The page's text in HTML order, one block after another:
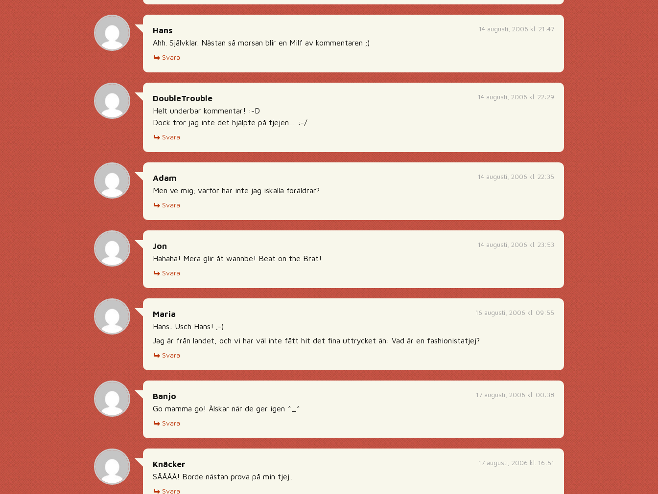
14 augusti, 2006 kl. 21:47
Hans
Ahh. Självklar. Nästan så morsan blir en Milf av kommentaren ;)
Svara
14 augusti, 2006 kl. 22:29
DoubleTrouble
Helt underbar kommentar! :-D
Dock tror jag inte det hjälpte på tjejen… :-/
Svara
14 augusti, 2006 kl. 22:35
Adam
Men ve mig; varför har inte jag iskalla föräldrar?
Svara
14 augusti, 2006 kl. 23:53
Jon
Hahaha! Mera glir åt wannbe! Beat on the Brat!
Svara
16 augusti, 2006 kl. 09:55
Maria
Hans: Usch Hans! ;-)
Jag är från landet, och vi har väl inte fått hit det fina uttrycket än: Vad är en fashionistatjej?
Svara
17 augusti, 2006 kl. 00:38
Banjo
Go mamma go! Älskar när de ger igen ^_^
Svara
17 augusti, 2006 kl. 16:51
Knäcker
SÅÅÅÅ! Borde nästan prova på min tjej..
Svara